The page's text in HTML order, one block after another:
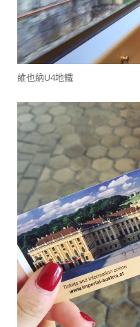
維也納U4地鐵